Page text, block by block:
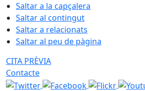
Saltar a la capçalera
Saltar al contingut
Saltar a relacionats
Saltar al peu de pàgina
CITA PRÈVIA
Contacte